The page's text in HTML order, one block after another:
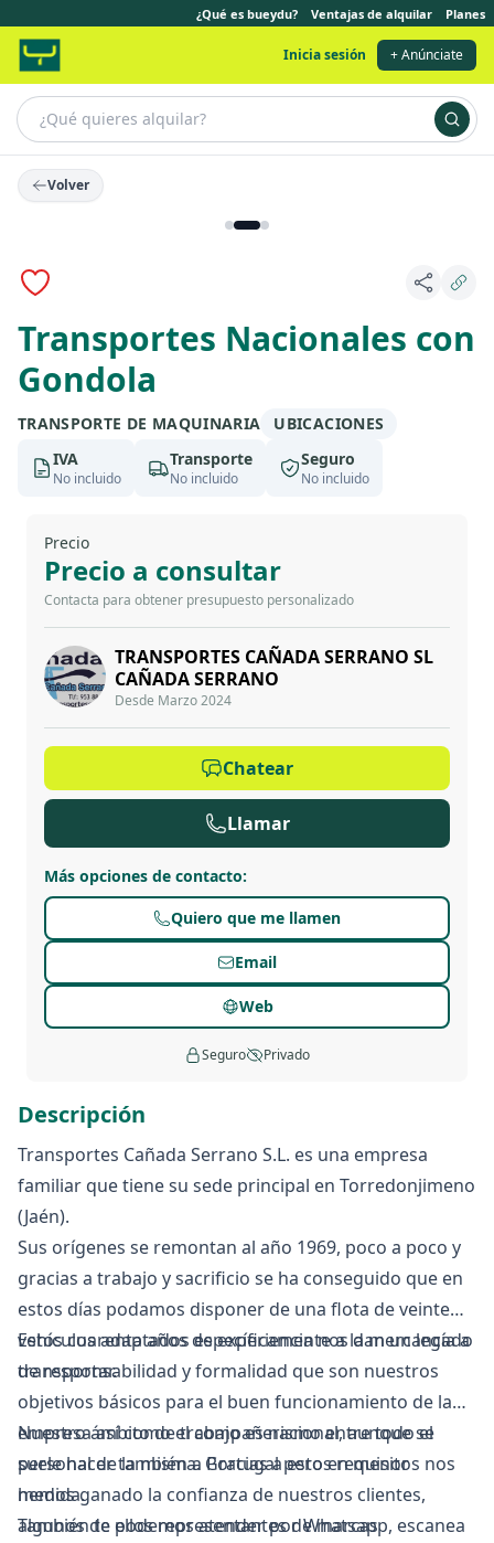
¿Qué es bueydu? Ventajas de alquilar Planes
Inicia sesión + Anúnciate
Volver
Transportes Nacionales con
Gondola
TRANSPORTE DE MAQUINARIA
UBICACIONES
IVA
No incluido
Transporte
No incluido
Seguro
No incluido
Descripción
Transportes Cañada Serrano S.L. es una empresa
familiar que tiene su sede principal en Torredonjimeno
(Jaén).
Sus orígenes se remontan al año 1969, poco a poco y
gracias a trabajo y sacrificio se ha conseguido que en
estos días podamos disponer de una flota de veinte
vehículos adaptados específicamente a la mercancía a
transportar.
Estos cuarenta años de experiencia nos dan un legado
de responsabilidad y formalidad que son nuestros
objetivos básicos para el buen funcionamiento de la
empresa así como el compañerismo entre todo el
personal de la misma. Gracias a estos requisitos nos
hemos ganado la confianza de nuestros clientes,
algunos de ellos representantes de marcas
Nuestro ámbito de trabajo es nacional, aunque se
suele hacer también a Portugal pero en menor
medida.
También te podemos atender por Whatsapp, escanea
Precio
Precio a consultar
Contacta para obtener presupuesto personalizado
TRANSPORTES CAÑADA SERRANO SL
CAÑADA SERRANO
Desde Marzo 2024
Chatear
Llamar
Más opciones de contacto:
Quiero que me llamen
Email
Web
Seguro Privado